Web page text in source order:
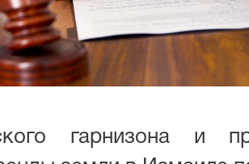
гарнизона и